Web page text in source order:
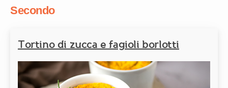
Secondo
Tortino di zucca e fagioli borlotti